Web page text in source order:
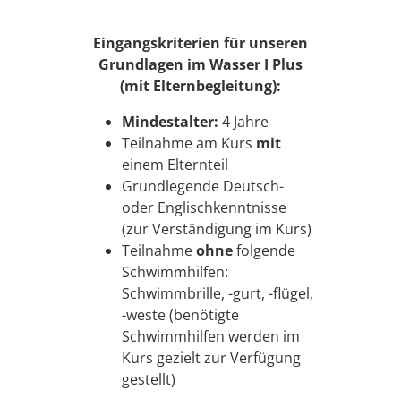
Eingangskriterien für unseren
Grundlagen im Wasser I Plus
(mit Elternbegleitung):
Mindestalter: 4 Jahre
Teilnahme am Kurs mit
einem Elternteil
Grundlegende Deutsch-
oder Englischkenntnisse
(zur Verständigung im Kurs)
Teilnahmeohnefolgende
Schwimmhilfen:
Schwimmbrille, -gurt, -flügel,
-weste (benötigte
Schwimmhilfen werden im
Kurs gezielt zur Verfügung
gestellt)